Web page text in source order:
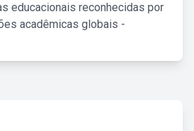
educacionais reconhecidas por
acadêmicas globais -